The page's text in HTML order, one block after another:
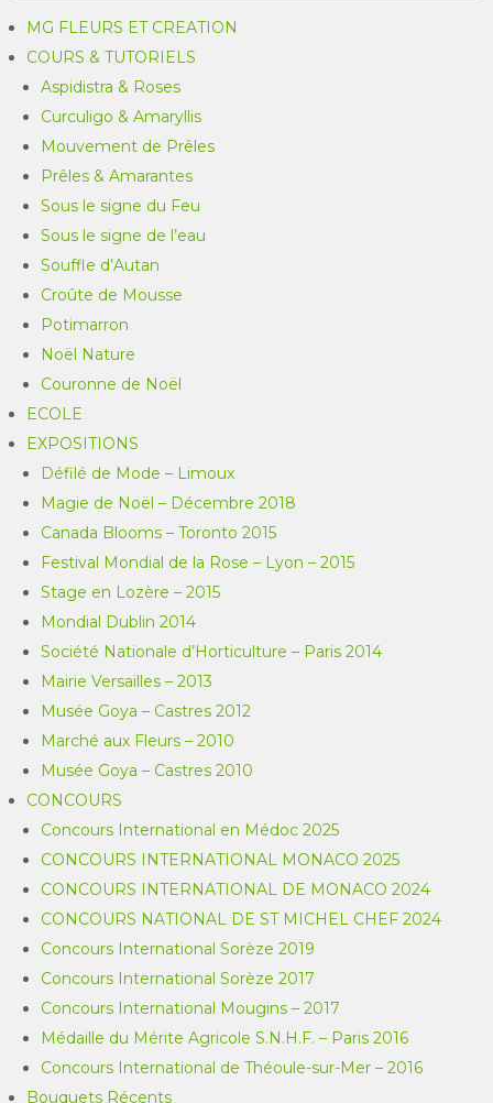
MG FLEURS ET CREATION
COURS & TUTORIELS
Aspidistra & Roses
Curculigo & Amaryllis
Mouvement de Prêles
Prêles & Amarantes
Sous le signe du Feu
Sous le signe de l’eau
Souffle d’Autan
Croûte de Mousse
Potimarron
Noël Nature
Couronne de Noël
ECOLE
EXPOSITIONS
Défilé de Mode – Limoux
Magie de Noël – Décembre 2018
Canada Blooms – Toronto 2015
Festival Mondial de la Rose – Lyon – 2015
Stage en Lozère – 2015
Mondial Dublin 2014
Société Nationale d’Horticulture – Paris 2014
Mairie Versailles – 2013
Musée Goya – Castres 2012
Marché aux Fleurs – 2010
Musée Goya – Castres 2010
CONCOURS
Concours International en Médoc 2025
CONCOURS INTERNATIONAL MONACO 2025
CONCOURS INTERNATIONAL DE MONACO 2024
CONCOURS NATIONAL DE ST MICHEL CHEF 2024
Concours International Sorèze 2019
Concours International Sorèze 2017
Concours International Mougins – 2017
Médaille du Mérite Agricole S.N.H.F. – Paris 2016
Concours International de Théoule-sur-Mer – 2016
Bouquets Récents